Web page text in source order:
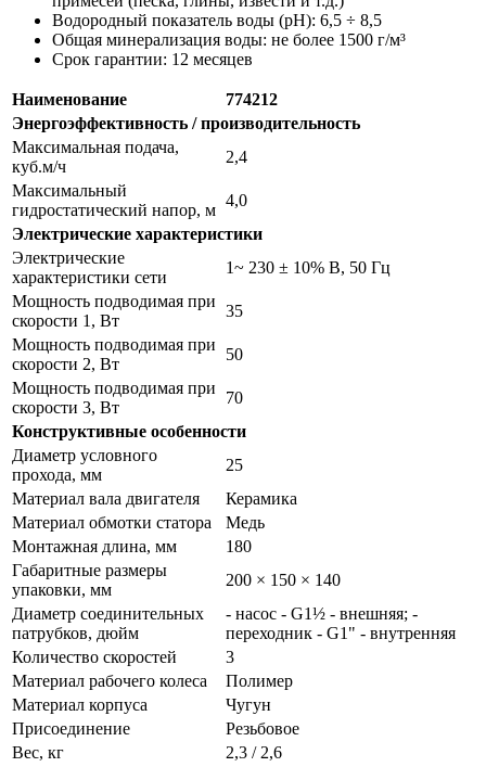
Водородный показатель воды (pH): 6,5 ÷ 8,5
Общая минерализация воды: не более 1500 г/м³
Срок гарантии: 12 месяцев
Наименование
774212
Энергоэффективность / производительность
Максимальная подача,
куб.м/ч
2,4
Максимальный
гидростатический напор, м
4,0
Электрические характеристики
Электрические
характеристики сети
1~ 230 ± 10% В, 50 Гц
Мощность подводимая при
скорости 1, Вт
35
Мощность подводимая при
скорости 2, Вт
50
Мощность подводимая при
скорости 3, Вт
70
Конструктивные особенности
Диаметр условного
прохода, мм
25
Материал вала двигателя
Керамика
Материал обмотки статора
Медь
Монтажная длина, мм
180
Габаритные размеры
упаковки, мм
200 × 150 × 140
Диаметр соединительных
патрубков, дюйм
- насос - G1½ - внешняя; -
переходник - G1" - внутренняя
Количество скоростей
3
Материал рабочего колеса
Полимер
Материал корпуса
Чугун
Присоединение
Резьбовое
Вес, кг
2,3 / 2,6